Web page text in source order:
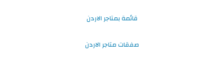
قائمة بمتاجر الاردن
صفقات متاجر الاردن